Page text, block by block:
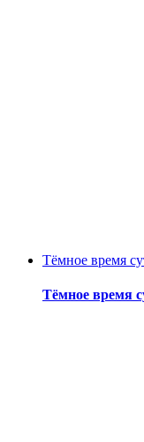
Тёмное время
Тёмное время